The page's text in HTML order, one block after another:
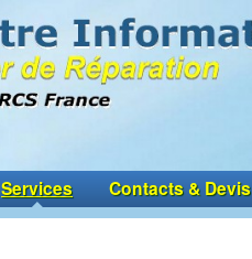
Services Contacts & Devis